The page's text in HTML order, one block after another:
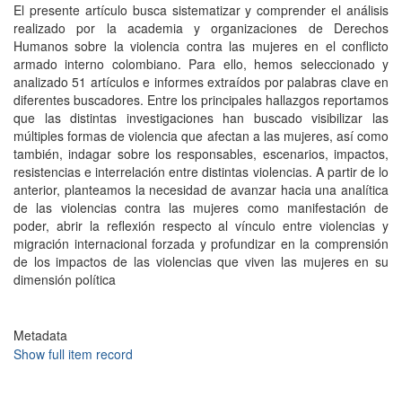
El presente artículo busca sistematizar y comprender el análisis
realizado por la academia y organizaciones de Derechos
Humanos sobre la violencia contra las mujeres en el conflicto
armado interno colombiano. Para ello, hemos seleccionado y
analizado 51 artículos e informes extraídos por palabras clave en
diferentes buscadores. Entre los principales hallazgos reportamos
que las distintas investigaciones han buscado visibilizar las
múltiples formas de violencia que afectan a las mujeres, así como
también, indagar sobre los responsables, escenarios, impactos,
resistencias e interrelación entre distintas violencias. A partir de lo
anterior, planteamos la necesidad de avanzar hacia una analítica
de las violencias contra las mujeres como manifestación de
poder, abrir la reflexión respecto al vínculo entre violencias y
migración internacional forzada y profundizar en la comprensión
de los impactos de las violencias que viven las mujeres en su
dimensión política
Metadata
Show full item record